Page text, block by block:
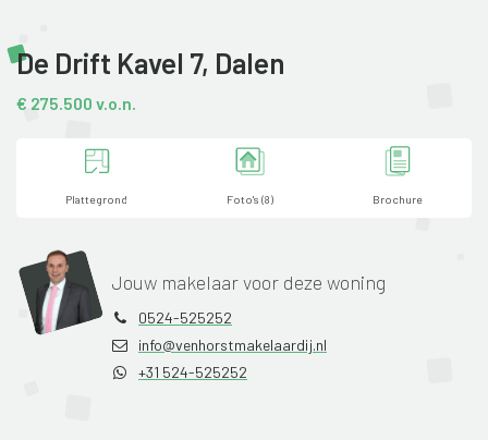
De Drift Kavel 7, Dalen
€ 275.500 v.o.n.
Plattegrond Foto's (8) Brochure
Jouw makelaar voor deze woning
0524-525252
info@venhorstmakelaardij.nl
+31 524-525252